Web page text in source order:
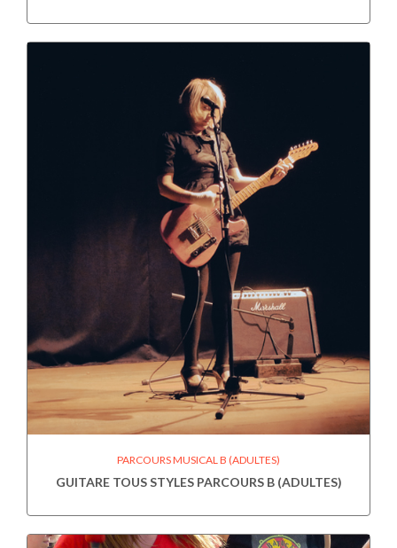
PARCOURS MUSICAL B (ADULTES)
GUITARE TOUS STYLES PARCOURS B (ADULTES)